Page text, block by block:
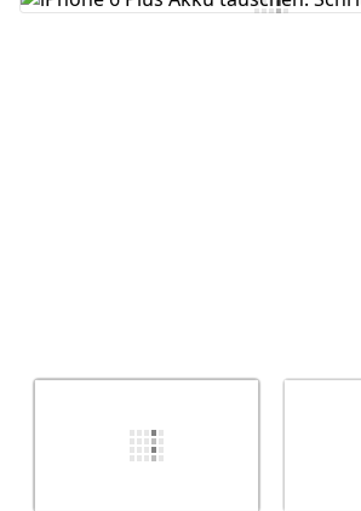
Kommentar hinzufügen